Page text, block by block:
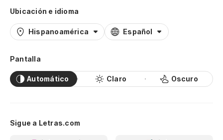
Ubicación e idioma
Hispanoamérica Español
Pantalla
Automático Claro Oscuro
Sigue a Letras.com